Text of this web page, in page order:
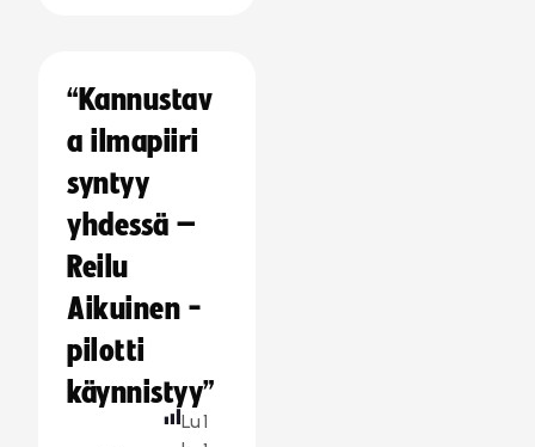
“Kannustav
a ilmapiiri
syntyy
yhdessä –
Reilu
Aikuinen -
pilotti
käynnistyy”
Lu1